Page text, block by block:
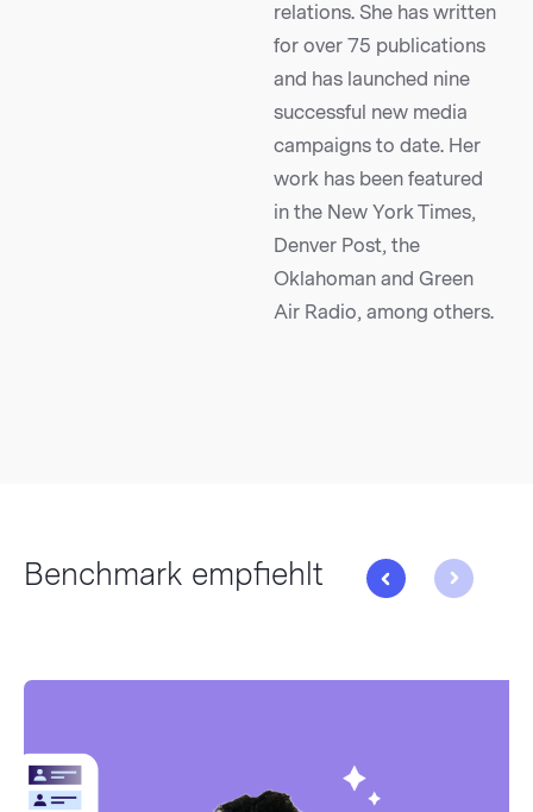
relations. She has written
for over 75 publications
and has launched nine
successful new media
campaigns to date. Her
work has been featured
in the New York Times,
Denver Post, the
Oklahoman and Green
Air Radio, among others.
Benchmark empfiehlt